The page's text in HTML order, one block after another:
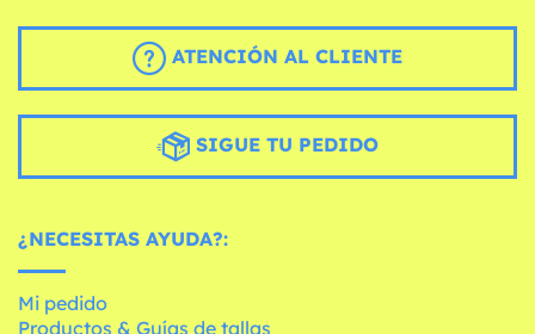
ATENCIÓN AL CLIENTE
SIGUE TU PEDIDO
¿NECESITAS AYUDA?:
Mi pedido
Productos & Guías de tallas